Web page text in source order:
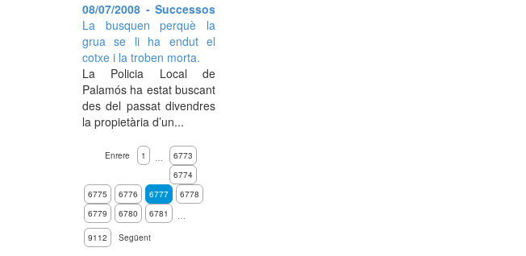
08/07/2008 - Successos
La busquen perquè la
grua se li ha endut el
cotxe i la troben morta.
La Policia Local de
Palamós ha estat buscant
des del passat divendres
la propietària d’un...
Enrere 1 …
6773
6774
6775
6776 6777
6778
6779
6780 6781
…
9112
Següent